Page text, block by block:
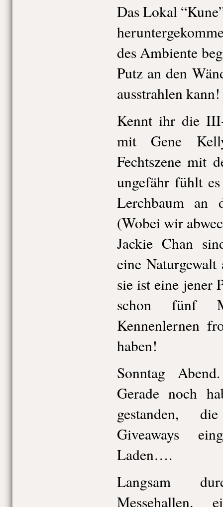
Das Lokal
des Ambiente
Putz an den
ausstrahlen kann!
Kennt ihr die
mit Gene
Fechtszene mit
ungefähr fühlt
Lerchbaum an
(Wobei wir
Jackie Chan
eine
sie ist eine jener
schon fünf
Kennenlernen
haben!
Sonntag
Gerade noch
gestanden,
Giveaways
Laden….
Langsam
Messehallen,